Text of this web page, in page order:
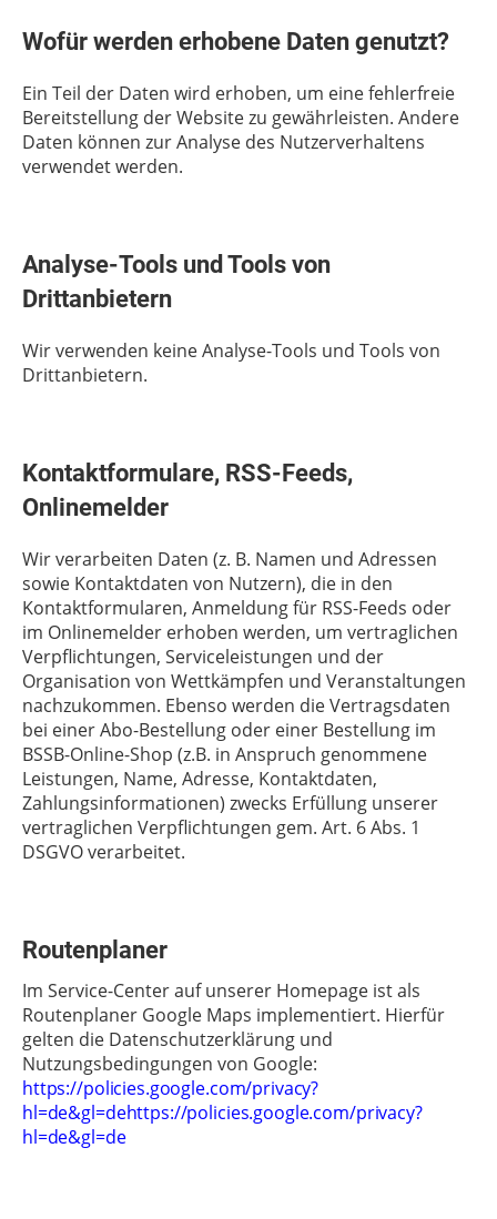
Wofür werden erhobene Daten genutzt?
Ein Teil der Daten wird erhoben, um eine fehlerfreie
Bereitstellung der Website zu gewährleisten. Andere
Daten können zur Analyse des Nutzerverhaltens
verwendet werden.
Analyse-Tools und Tools von
Drittanbietern
Wir verwenden keine Analyse-Tools und Tools von
Drittanbietern.
Kontaktformulare, RSS-Feeds,
Onlinemelder
Wir verarbeiten Daten (z. B. Namen und Adressen
sowie Kontaktdaten von Nutzern), die in den
Kontaktformularen, Anmeldung für RSS-Feeds oder
im Onlinemelder erhoben werden, um vertraglichen
Verpflichtungen, Serviceleistungen und der
Organisation von Wettkämpfen und Veranstaltungen
nachzukommen. Ebenso werden die Vertragsdaten
bei einer Abo-Bestellung oder einer Bestellung im
BSSB-Online-Shop (z.B. in Anspruch genommene
Leistungen, Name, Adresse, Kontaktdaten,
Zahlungsinformationen) zwecks Erfüllung unserer
vertraglichen Verpflichtungen gem. Art. 6 Abs. 1
DSGVO verarbeitet.
Routenplaner
Im Service-Center auf unserer Homepage ist als
Routenplaner Google Maps implementiert. Hierfür
gelten die Datenschutzerklärung und
Nutzungsbedingungen von Google:
https://policies.google.com/privacy?
hl=de&gl=dehttps://policies.google.com/privacy?
hl=de&gl=de